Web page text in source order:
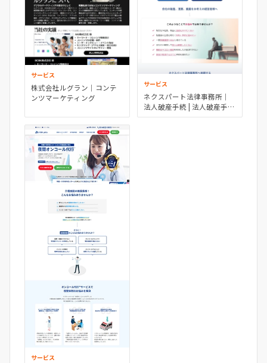
サービス
株式会社ルグラン｜コンテ
ンツマーケティング
サービス
ネクスパート法律事務所｜
法人破産手続 | 法人破産手続
ならネクスパート法律事務
サービス